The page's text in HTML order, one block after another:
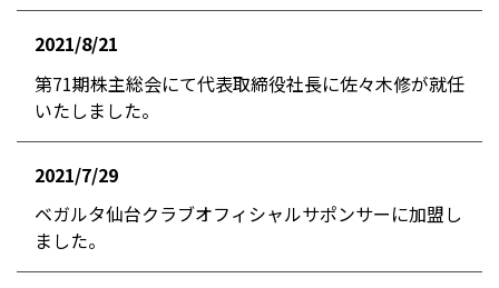
2021/8/21
お知らせ
第71期株主総会にて代表取締役社長に佐々木修が就任
いたしました。
2021/7/29
お知らせ
ベガルタ仙台クラブオフィシャルサポンサーに加盟し
ました。